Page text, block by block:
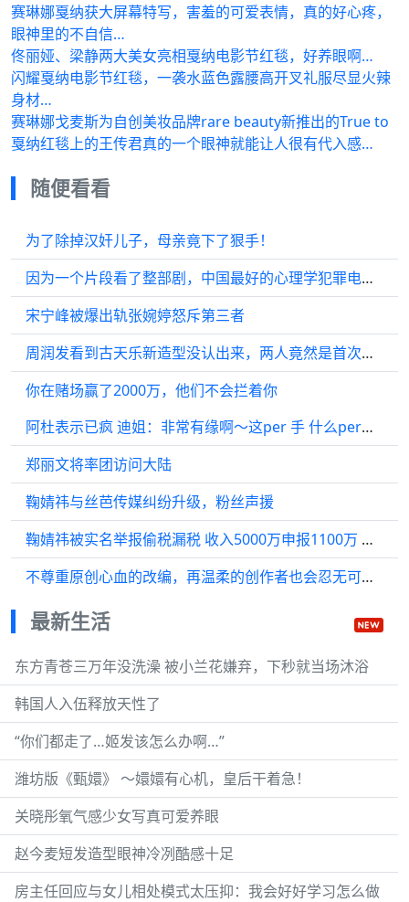
赛琳娜戛纳获大屏幕特写，害羞的可爱表情，真的好心疼，
眼神里的不自信…
佟丽娅、梁静两大美女亮相戛纳电影节红毯，好养眼啊…
闪耀戛纳电影节红毯，一袭水蓝色露腰高开叉礼服尽显火辣
身材…
赛琳娜戈麦斯为自创美妆品牌rare beauty新推出的True to
戛纳红毯上的王传君真的一个眼神就能让人很有代入感…
随便看看
为了除掉汉奸儿子，母亲竟下了狠手！
因为一个片段看了整部剧，中国最好的心理学犯罪电影之一，里程碑意义的
宋宁峰被爆出轨张婉婷怒斥第三者
周润发看到古天乐新造型没认出来，两人竟然是首次合作！
你在赌场赢了2000万，他们不会拦着你
阿杜表示已疯 迪姐：非常有缘啊～这per 手 什么per玩意儿
郑丽文将率团访问大陆
鞠婧祎与丝芭传媒纠纷升级，粉丝声援
鞠婧祎被实名举报偷税漏税 收入5000万申报1100万 工作室回应：诽谤
不尊重原创心血的改编，再温柔的创作者也会忍无可忍 李荣浩 单依纯 李白
最新生活
东方青苍三万年没洗澡 被小兰花嫌弃，下秒就当场沐浴
韩国人入伍释放天性了
“你们都走了…姬发该怎么办啊…”
潍坊版《甄嬛》 ～嬛嬛有心机，皇后干着急！
关晓彤氧气感少女写真可爱养眼
赵今麦短发造型眼神冷冽酷感十足
房主任回应与女儿相处模式太压抑：我会好好学习怎么做